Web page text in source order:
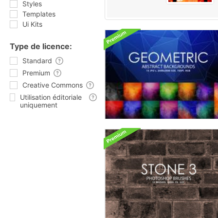
Styles
Templates
Ui Kits
Type de licence:
Standard
Premium
Creative Commons
Utilisation éditoriale
uniquement